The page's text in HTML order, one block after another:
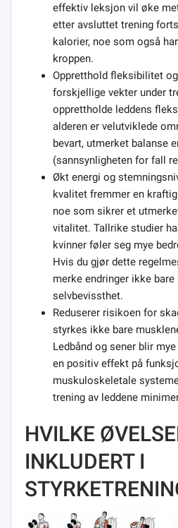
effektiv leksjon vil øke
etter avsluttet trening
kalorier, noe som også
kroppen.
Oppretthold fleksibilitet
forskjellige vekter under
opprettholde leddens
alderen er velutviklede
bevart, utmerket balanse
(sannsynligheten for fall
Økt energi og
kvalitet fremmer en
noe som sikrer et
vitalitet. Tallrike studier
kvinner føler seg mye
Hvis du gjør dette
merke endringer ikke
selvbevissthet.
Reduserer risikoen for
styrkes ikke bare
Ledbånd og sener blir
en positiv effekt på
muskuloskeletale
trening av leddene
HVILKE
INKLUDERT I